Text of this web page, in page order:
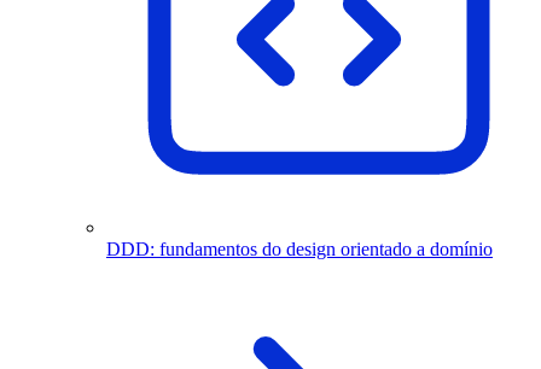
DDD: fundamentos do design orientado a domínio